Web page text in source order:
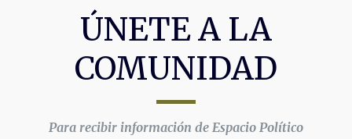
ÚNETE A LA
COMUNIDAD
Para recibir información de Espacio Político